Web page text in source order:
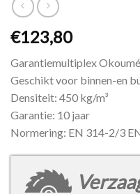
€123,80
Garantiemultiplex
Geschikt voor binnen-en
Densiteit: 450 kg/m³
Garantie: 10 jaar
Normering: EN 314-2/3